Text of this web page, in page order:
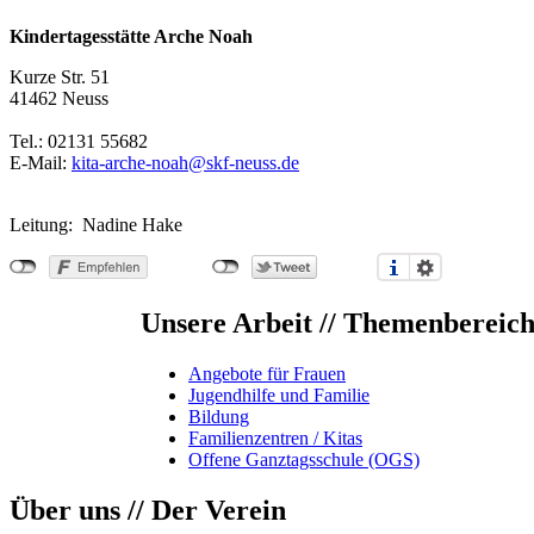
Kindertagesstätte Arche Noah
Kurze Str. 51
41462 Neuss
Tel.: 02131 55682
E-Mail: kita-arche-noah@skf-neuss.de
Leitung: Nadine Hake
Unsere Arbeit //
Angebote für Frauen
Jugendhilfe und Familie
Bildung
Familienzentren / Kitas
Offene Ganztagsschule (OGS)
Über uns // Der Verein